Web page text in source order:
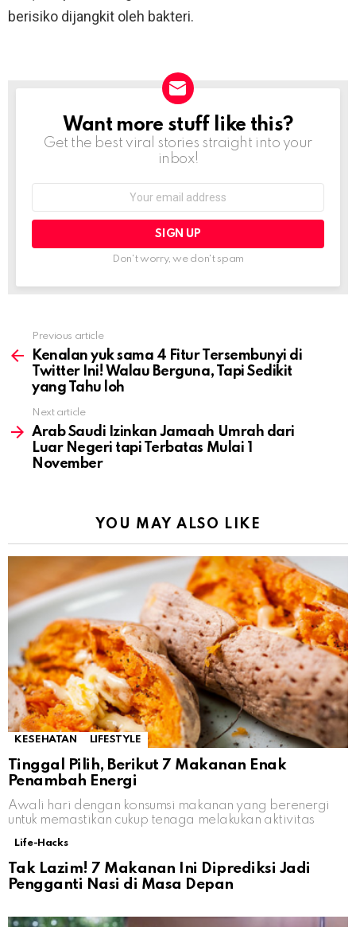
berisiko dijangkit oleh bakteri.
NEWSLETTER
Want more stuff like this?
Get the best viral stories straight into your
inbox!
Don't worry, we don't spam
more
Previous article
Kenalan yuk sama 4 Fitur Tersembunyi di
Twitter Ini! Walau Berguna, Tapi Sedikit
yang Tahu loh
Next article
Arab Saudi Izinkan Jamaah Umrah dari
Luar Negeri tapi Terbatas Mulai 1
November
YOU MAY ALSO LIKE
KESEHATAN LIFESTYLE
Tinggal Pilih, Berikut 7 Makanan Enak
Penambah Energi
Awali hari dengan konsumsi makanan yang berenergi
untuk memastikan cukup tenaga melakukan aktivitas
Life-Hacks
Tak Lazim! 7 Makanan Ini Diprediksi Jadi
Pengganti Nasi di Masa Depan